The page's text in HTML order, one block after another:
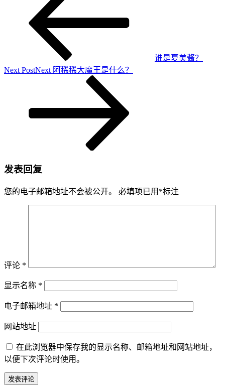
谁是夏美酱？
Next PostNext 阿稀稀大魔王是什么？
发表回复
您的电子邮箱地址不会被公开。 必填项已用 *标注
评论 *
显示名称 *
电子邮箱地址 *
网站地址
在此浏览器中保存我的显示名称、邮箱地址和网站地址，
以便下次评论时使用。